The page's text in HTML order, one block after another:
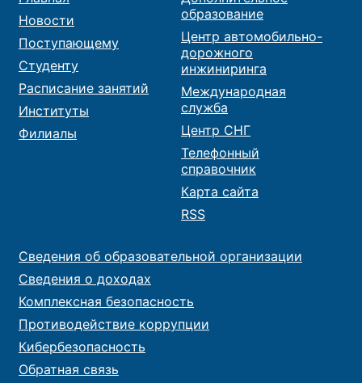
Новости
Поступающему
Студенту
Расписание занятий
Институты
Филиалы
образование
Центр автомобильно-
дорожного
инжиниринга
Международная
служба
Центр СНГ
Телефонный
справочник
Карта сайта
RSS
Сведения об образовательной организации
Сведения о доходах
Комплексная безопасность
Противодействие коррупции
Кибербезопасность
Обратная связь